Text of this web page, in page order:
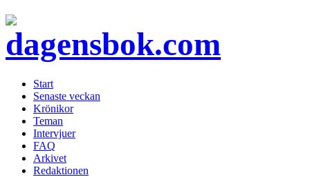
Start
Senaste veckan
Krönikor
Teman
Intervjuer
FAQ
Arkivet
Redaktionen